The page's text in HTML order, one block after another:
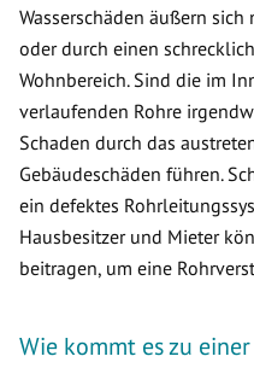
Wasserschäden äußern
oder durch einen
Wohnbereich. Sind die im
verlaufenden Rohre
Schaden durch das
Gebäudeschäden führen.
ein defektes
Hausbesitzer und Mieter
beitragen, um eine
Wie kommt es zu